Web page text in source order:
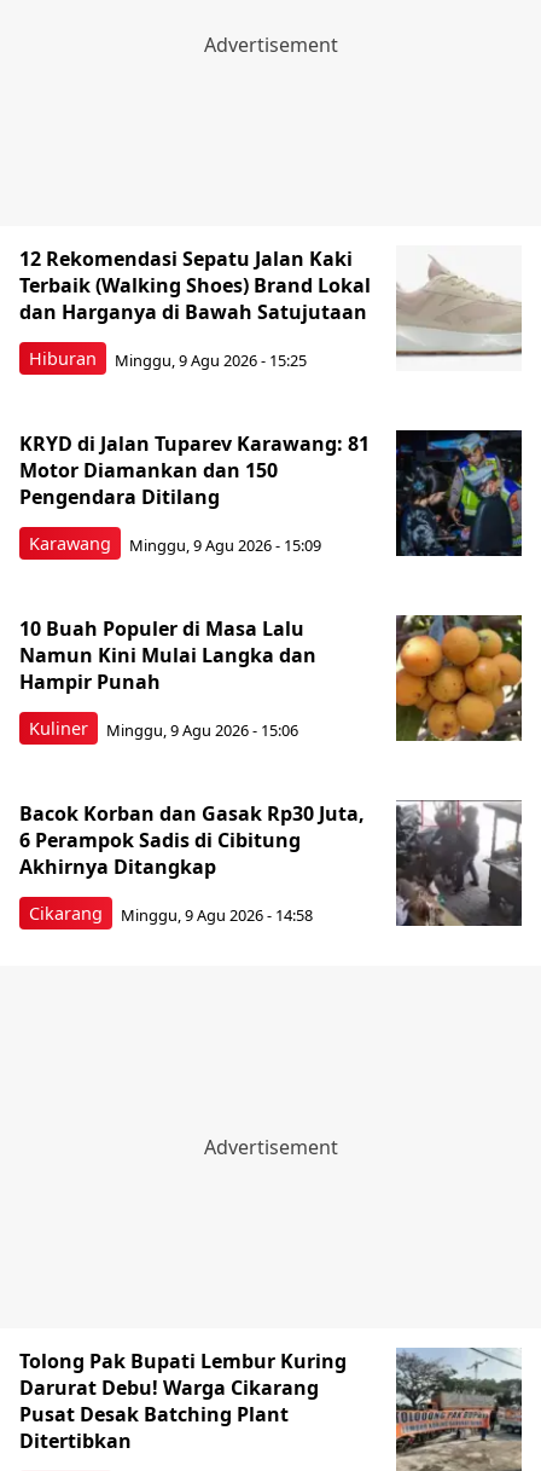
Hiburan
12 Rekomendasi Sepatu Jalan Kaki
Terbaik (Walking Shoes) Brand Lokal
dan Harganya di Bawah Satujutaan
Minggu, 9 Agu 2026 - 15:25
Karawang
KRYD di Jalan Tuparev Karawang: 81
Motor Diamankan dan 150
Pengendara Ditilang
Minggu, 9 Agu 2026 - 15:09
Kuliner
10 Buah Populer di Masa Lalu
Namun Kini Mulai Langka dan
Hampir Punah
Minggu, 9 Agu 2026 - 15:06
Cikarang
Bacok Korban dan Gasak Rp30 Juta,
6 Perampok Sadis di Cibitung
Akhirnya Ditangkap
Minggu, 9 Agu 2026 - 14:58
Tolong Pak Bupati Lembur Kuring
Darurat Debu! Warga Cikarang
Pusat Desak Batching Plant
Ditertibkan